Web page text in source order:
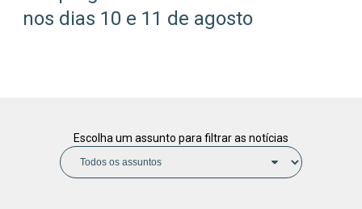
Parceiros Cocal
nos dias 10 e 11 de agosto
Escolha um assunto para filtrar as notícias